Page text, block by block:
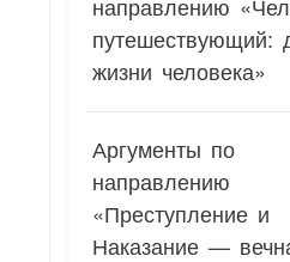
путешествующий:
жизни человека»
Аргументы по
направлению
«Преступление и
Наказание —